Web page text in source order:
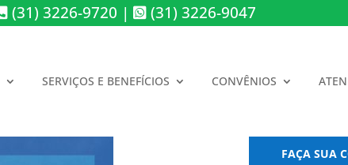
(31) 3226-9720 | (31) 3226-9047
SERVIÇOS E BENEFÍCIOS CONVÊNIOS
FAÇA SUA